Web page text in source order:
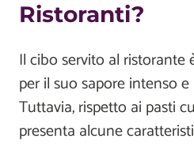
Ristoranti?
Il cibo servito al ristorante
per il suo sapore intenso
Tuttavia, rispetto ai pasti
presenta alcune